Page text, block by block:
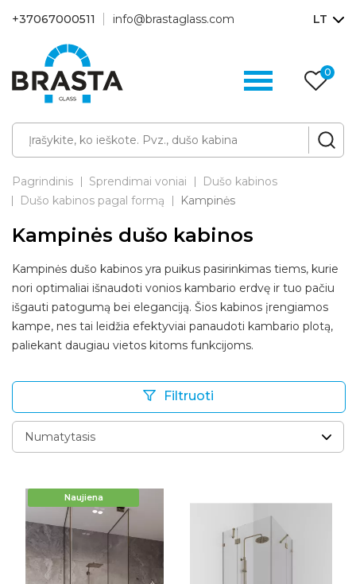
+37067000511 info@brastaglass.com LT
0
Pagrindinis Sprendimai voniai
Dušo kabinos
Dušo kabinos pagal formą
Kampinės
Kampinės dušo kabinos
Kampinės dušo kabinos yra puikus pasirinkimas tiems, kurie
nori optimaliai išnaudoti vonios kambario erdvę ir tuo pačiu
išgauti patogumą bei eleganciją. Šios kabinos įrengiamos
kampe, nes tai leidžia efektyviai panaudoti kambario plotą,
paliekant daugiau vietos kitoms funkcijoms.
Filtruoti
Naujiena